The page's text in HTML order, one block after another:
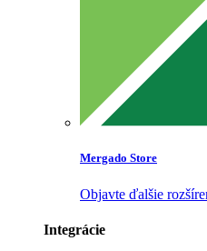
Mergado Store
Objavte ďalšie
Integrácie